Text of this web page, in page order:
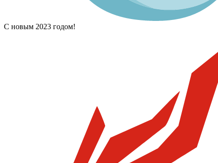
С новым 2023 годом!